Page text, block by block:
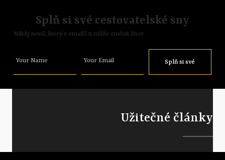
Splň si své cestovatelské sny
Nikdy nevíš, který z emailů ti může změnit život
Your Name Your Email
Splň si své
sny
Užitečné články